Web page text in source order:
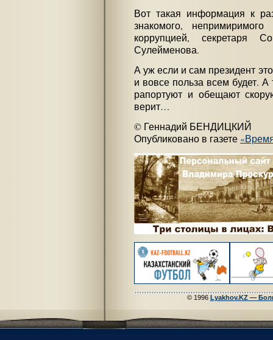
Вот такая информация к
знакомого,
коррупцией, секретаря
Сулейменова.
А уж если и сам президент
и вовсе польза всем будет. А
рапортуют и обещают
верит…
© Геннадий БЕНДИЦКИЙ
Опубликовано в газете
© 1996 Lyakhov.KZ —